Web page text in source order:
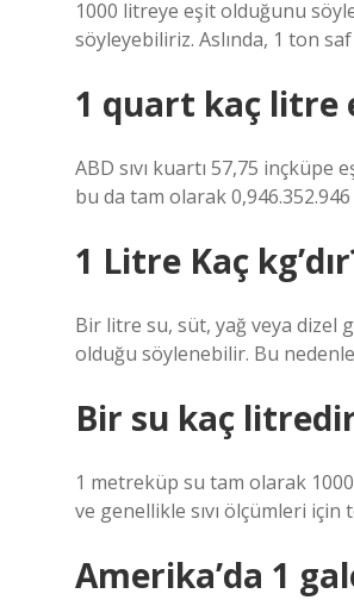
1000 litreye eşit olduğunu
söyleyebiliriz. Aslında, 1 ton
1 quart kaç litre
ABD sıvı kuartı 57,75 inçküpe
bu da tam olarak 0,946.352.946
1 Litre Kaç
Bir litre su, süt, yağ veya dizel
olduğu söylenebilir. Bu
Bir su kaç
1 metreküp su tam olarak
ve genellikle sıvı ölçümleri için
Amerika’da 1